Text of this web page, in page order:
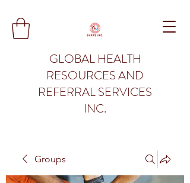
GLOBAL HEALTH
RESOURCES AND
REFERRAL SERVICES
INC.
Groups